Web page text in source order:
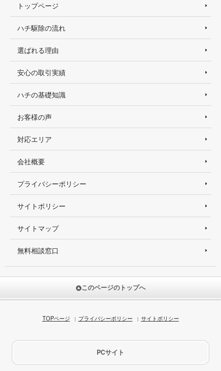
トップページ
ハチ駆除の流れ
選ばれる理由
安心の取引実績
ハチの基礎知識
お客様の声
対応エリア
会社概要
プライバシーポリシー
サイトポリシー
サイトマップ
無料相談窓口
このページのトップへ
TOPページ プライバシーポリシー サイトポリシー
PCサイト